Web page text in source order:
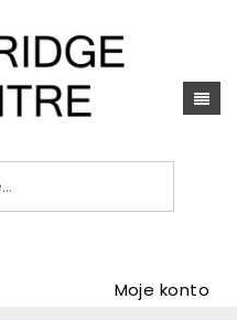
Moje konto